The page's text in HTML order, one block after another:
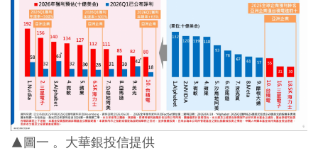
▲圖一 。大華銀投信提供